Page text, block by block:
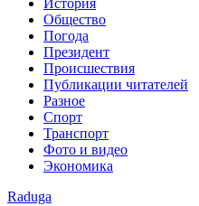
История
Общество
Погода
Президент
Происшествия
Публикации читателей
Разное
Спорт
Транспорт
Фото и видео
Экономика
Raduga